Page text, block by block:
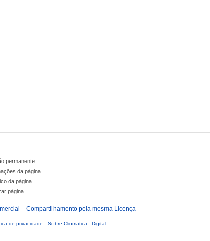
permanente
da página
da página
página
de privacidade
Sobre Cliomatica - Digital